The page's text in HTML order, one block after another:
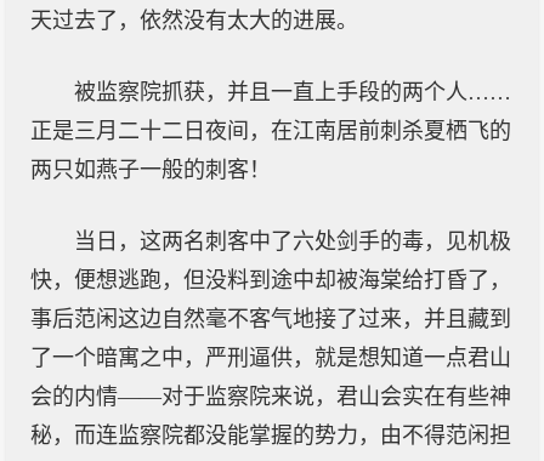
天过去了，依然没有太大的进展。
被监察院抓获，并且一直上手段的两个人……
正是三月二十二日夜间，在江南居前刺杀夏栖飞的
两只如燕子一般的刺客！
当日，这两名刺客中了六处剑手的毒，见机极
快，便想逃跑，但没料到途中却被海棠给打昏了，
事后范闲这边自然毫不客气地接了过来，并且藏到
了一个暗寓之中，严刑逼供，就是想知道一点君山
会的内情——对于监察院来说，君山会实在有些神
秘，而连监察院都没能掌握的势力，由不得范闲担